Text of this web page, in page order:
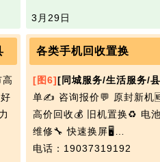
3月29日
高
各类手机回收置换
[图6][同城服务/生活服务/
单✍ 咨询报价💬 原封新机
高价回收💰 旧机置换♻️ 电
维修🔧 快速换屏🖥️…
电话：19037319192